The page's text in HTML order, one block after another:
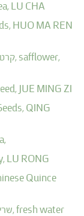
LU CHA
HUO MA REN
קרטמוס | קורטם, safflower,
JUE MING ZI
QING
LU RONG
Quince
שריון צב מים מתוקים, fresh water